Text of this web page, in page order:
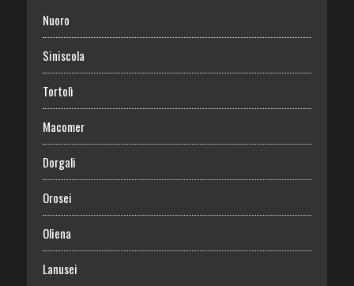
Nuoro
Siniscola
Tortolì
Macomer
Dorgali
Orosei
Oliena
Lanusei